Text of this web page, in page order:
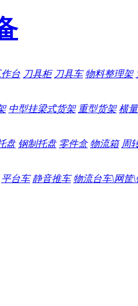
作台 刀具柜 刀具车 物料整理架
中型挂梁式货架 重型货架 横
盘 钢制托盘 零件盒 物流箱 周
平台车 静音推车 物流台车\网筐